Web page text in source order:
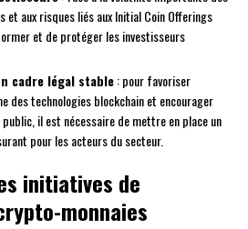
et aux risques liés aux Initial Coin Offerings
et de protéger les investisseurs
cadre légal stable: pour favoriser
des technologies blockchain et encourager
il est nécessaire de mettre en place un
pour les acteurs du secteur.
initiatives de
monnaies